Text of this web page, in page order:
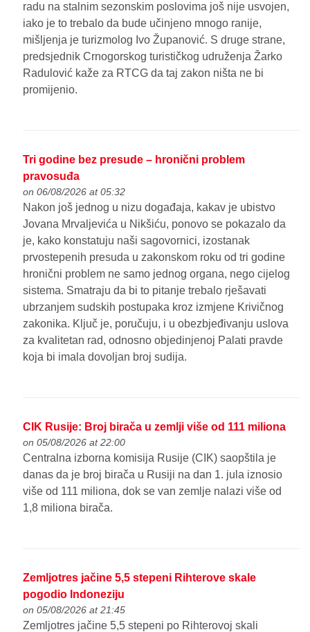
radu na stalnim sezonskim poslovima još nije usvojen,
iako je to trebalo da bude učinjeno mnogo ranije,
mišljenja je turizmolog Ivo Županović. S druge strane,
predsjednik Crnogorskog turističkog udruženja Žarko
Radulović kaže za RTCG da taj zakon ništa ne bi
promijenio.
Tri godine bez presude – hronični problem
pravosuđa
on 06/08/2026 at 05:32
Nakon još jednog u nizu događaja, kakav je ubistvo
Jovana Mrvaljevića u Nikšiću, ponovo se pokazalo da
je, kako konstatuju naši sagovornici, izostanak
prvostepenih presuda u zakonskom roku od tri godine
hronični problem ne samo jednog organa, nego cijelog
sistema. Smatraju da bi to pitanje trebalo rješavati
ubrzanjem sudskih postupaka kroz izmjene Krivičnog
zakonika. Ključ je, poručuju, i u obezbjeđivanju uslova
za kvalitetan rad, odnosno objedinjenoj Palati pravde
koja bi imala dovoljan broj sudija.
CIK Rusije: Broj birača u zemlji više od 111 miliona
on 05/08/2026 at 22:00
Centralna izborna komisija Rusije (CIK) saopštila je
danas da je broj birača u Rusiji na dan 1. jula iznosio
više od 111 miliona, dok se van zemlje nalazi više od
1,8 miliona birača.
Zemljotres jačine 5,5 stepeni Rihterove skale
pogodio Indoneziju
on 05/08/2026 at 21:45
Zemljotres jačine 5,5 stepeni po Rihterovoj skali